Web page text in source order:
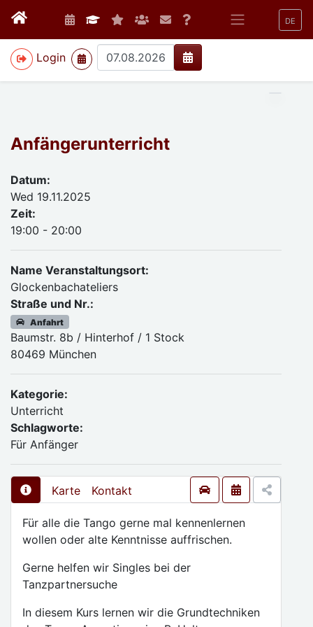
DE
Login
>
Anfängerunterricht
Datum:
Wed 19.11.2025
Zeit:
19:00 - 20:00
Name Veranstaltungsort:
Glockenbachateliers
Straße und Nr.:
Anfahrt
Baumstr. 8b / Hinterhof / 1 Stock
80469 München
Kategorie:
Unterricht
Schlagworte:
Für Anfänger
Karte Kontakt
Für alle die Tango gerne mal kennenlernen
wollen oder alte Kenntnisse auffrischen.
Gerne helfen wir Singles bei der
Tanzpartnersuche
In diesem Kurs lernen wir die Grundtechniken